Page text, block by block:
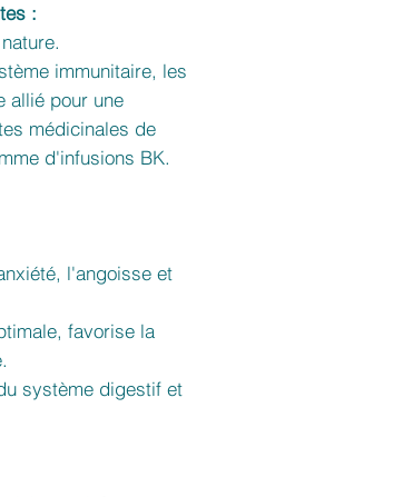
:
immunitaire, les
allié pour une
médicinales de
d'infusions BK.
l'angoisse et
favorise la
système digestif et